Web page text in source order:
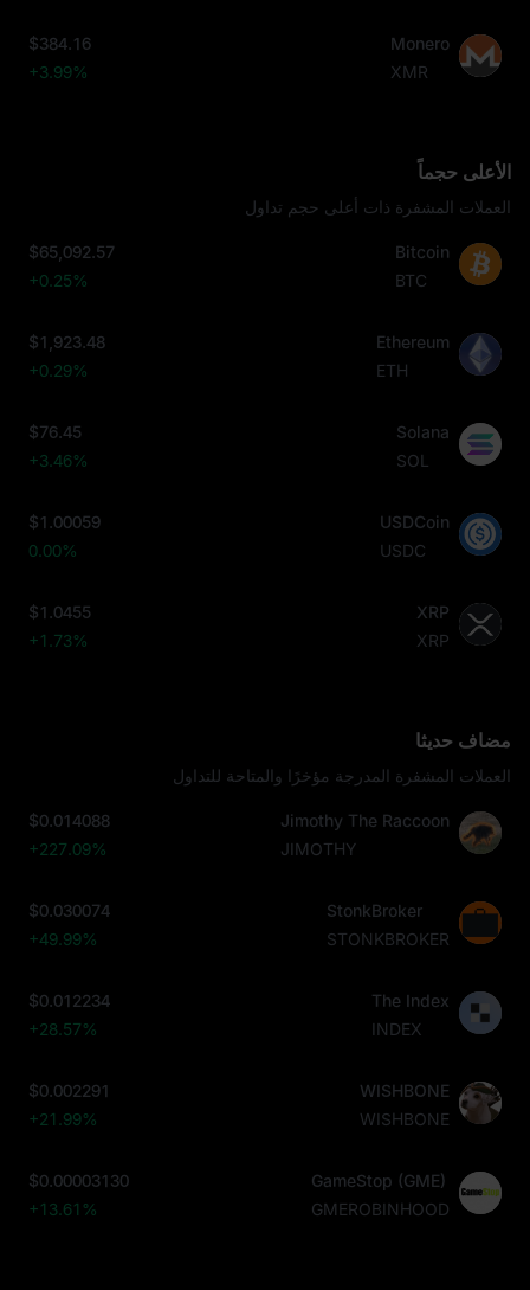
Monero
XMR
$384.16
+3.99%
الأعلى حجماً
العملات المشفرة ذات أعلى حجم تداول
Bitcoin
BTC
$65,092.57
+0.25%
Ethereum
ETH
$1,923.48
+0.29%
Solana
SOL
$76.45
+3.46%
USDCoin
USDC
$1.00059
0.00%
XRP
XRP
$1.0455
+1.73%
مضاف حديثا
العملات المشفرة المدرجة مؤخرًا والمتاحة للتداول
Jimothy The Raccoon
JIMOTHY
$0.014088
+227.09%
StonkBroker
STONKBROKER
$0.030074
+49.99%
The Index
INDEX
$0.012234
+28.57%
WISHBONE
WISHBONE
$0.002291
+21.99%
GameStop (GME)
GMEROBINHOOD
$0.00003130
+13.61%